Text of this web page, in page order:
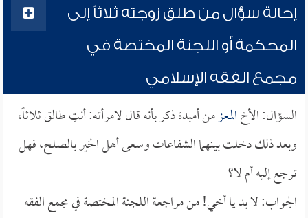
إحالة سؤال من طلق زوجته ثلاثاً إلى
المحكمة أو اللجنة المختصة في
مجمع الفقه الإسلامي
السؤال: الأخالمعزمن أمبدة ذكر بأنه قال لامرأته: أنتِ طالق ثلاثاً،
وبعد ذلك دخلت بينهما الشفاعات وسعى أهل الخير بالصلح، فهل
ترجع إليه أم لا؟
الجواب: لا بد يا أخي! من مراجعة اللجنة المختصة في مجمع الفقه